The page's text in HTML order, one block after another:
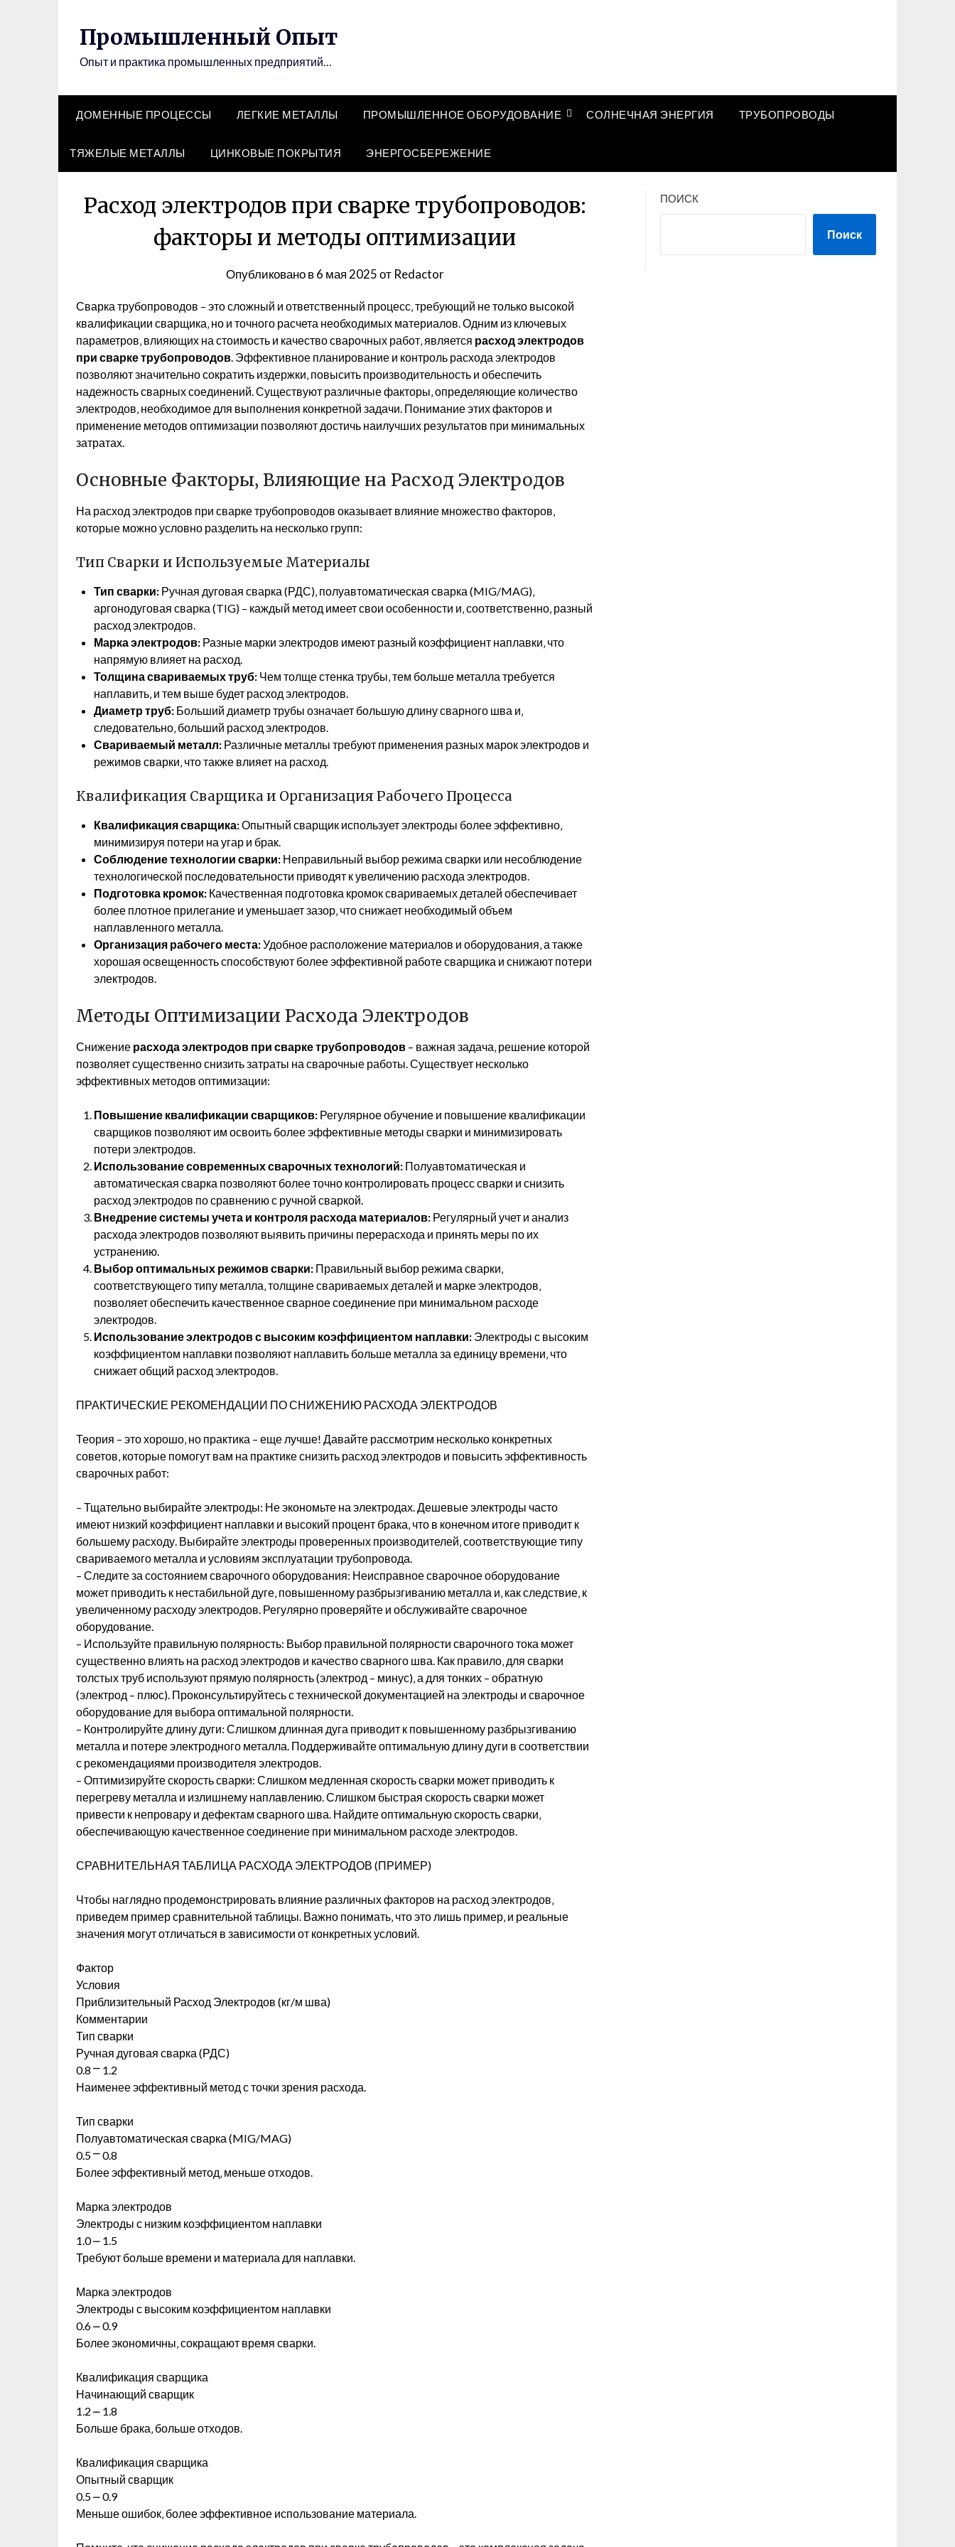
Промышленный Опыт
Опыт и практика промышленных предприятий…
ДОМЕННЫЕ ПРОЦЕССЫ ЛЕГКИЕ МЕТАЛЛЫ ПРОМЫШЛЕННОЕ ОБОРУДОВАНИЕ СОЛНЕЧНАЯ ЭНЕРГИЯ ТРУБОПРОВОДЫ
ТЯЖЕЛЫЕ МЕТАЛЛЫ ЦИНКОВЫЕ ПОКРЫТИЯ ЭНЕРГОСБЕРЕЖЕНИЕ
Расход электродов при сварке трубопроводов:
факторы и методы оптимизации
Опубликовано в6 мая 2025от Redactor
Сварка трубопроводов – это сложный и ответственный процесс‚ требующий не только высокой
квалификации сварщика‚ но и точного расчета необходимых материалов. Одним из ключевых
параметров‚ влияющих на стоимость и качество сварочных работ‚ является расход электродов
при сварке трубопроводов. Эффективное планирование и контроль расхода электродов
позволяют значительно сократить издержки‚ повысить производительность и обеспечить
надежность сварных соединений. Существуют различные факторы‚ определяющие количество
электродов‚ необходимое для выполнения конкретной задачи. Понимание этих факторов и
применение методов оптимизации позволяют достичь наилучших результатов при минимальных
затратах.
Основные Факторы‚ Влияющие на Расход Электродов
На расход электродов при сварке трубопроводов оказывает влияние множество факторов‚
которые можно условно разделить на несколько групп:
Тип Сварки и Используемые Материалы
Тип сварки: Ручная дуговая сварка (РДС)‚ полуавтоматическая сварка (MIG/MAG)‚
аргонодуговая сварка (TIG) – каждый метод имеет свои особенности и‚ соответственно‚ разный
расход электродов.
Марка электродов: Разные марки электродов имеют разный коэффициент наплавки‚ что
напрямую влияет на расход.
Толщина свариваемых труб: Чем толще стенка трубы‚ тем больше металла требуется
наплавить‚ и тем выше будет расход электродов.
Диаметр труб: Больший диаметр трубы означает большую длину сварного шва и‚
следовательно‚ больший расход электродов.
Свариваемый металл: Различные металлы требуют применения разных марок электродов и
режимов сварки‚ что также влияет на расход.
Квалификация Сварщика и Организация Рабочего Процесса
Квалификация сварщика:Опытный сварщик использует электроды более эффективно‚
минимизируя потери на угар и брак.
Соблюдение технологии сварки: Неправильный выбор режима сварки или несоблюдение
технологической последовательности приводят к увеличению расхода электродов.
Подготовка кромок: Качественная подготовка кромок свариваемых деталей обеспечивает
более плотное прилегание и уменьшает зазор‚ что снижает необходимый объем
наплавленного металла.
Организация рабочего места:Удобное расположение материалов и оборудования‚ а также
хорошая освещенность способствуют более эффективной работе сварщика и снижают потери
электродов.
Методы Оптимизации Расхода Электродов
Снижение расхода электродов при сварке трубопроводов – важная задача‚ решение которой
позволяет существенно снизить затраты на сварочные работы. Существует несколько
эффективных методов оптимизации:
Повышение квалификации сварщиков: Регулярное обучение и повышение квалификации
сварщиков позволяют им освоить более эффективные методы сварки и минимизировать
потери электродов.
Использование современных сварочных технологий: Полуавтоматическая и
автоматическая сварка позволяют более точно контролировать процесс сварки и снизить
расход электродов по сравнению с ручной сваркой.
Внедрение системы учета и контроля расхода материалов: Регулярный учет и анализ
расхода электродов позволяют выявить причины перерасхода и принять меры по их
устранению.
Выбор оптимальных режимов сварки: Правильный выбор режима сварки‚
соответствующего типу металла‚ толщине свариваемых деталей и марке электродов‚
позволяет обеспечить качественное сварное соединение при минимальном расходе
электродов.
Использование электродов с высоким коэффициентом наплавки: Электроды с высоким
коэффициентом наплавки позволяют наплавить больше металла за единицу времени‚ что
снижает общий расход электродов.
ПРАКТИЧЕСКИЕ РЕКОМЕНДАЦИИ ПО СНИЖЕНИЮ РАСХОДА ЭЛЕКТРОДОВ
Теория – это хорошо‚ но практика – еще лучше! Давайте рассмотрим несколько конкретных
советов‚ которые помогут вам на практике снизить расход электродов и повысить эффективность
сварочных работ:
– Тщательно выбирайте электроды: Не экономьте на электродах. Дешевые электроды часто
имеют низкий коэффициент наплавки и высокий процент брака‚ что в конечном итоге приводит к
большему расходу. Выбирайте электроды проверенных производителей‚ соответствующие типу
свариваемого металла и условиям эксплуатации трубопровода.
– Следите за состоянием сварочного оборудования: Неисправное сварочное оборудование
может приводить к нестабильной дуге‚ повышенному разбрызгиванию металла и‚ как следствие‚ к
увеличенному расходу электродов. Регулярно проверяйте и обслуживайте сварочное
оборудование.
– Используйте правильную полярность: Выбор правильной полярности сварочного тока может
существенно влиять на расход электродов и качество сварного шва. Как правило‚ для сварки
толстых труб используют прямую полярность (электрод – минус)‚ а для тонких – обратную
(электрод – плюс). Проконсультируйтесь с технической документацией на электроды и сварочное
оборудование для выбора оптимальной полярности.
– Контролируйте длину дуги: Слишком длинная дуга приводит к повышенному разбрызгиванию
металла и потере электродного металла. Поддерживайте оптимальную длину дуги в соответствии
с рекомендациями производителя электродов.
– Оптимизируйте скорость сварки: Слишком медленная скорость сварки может приводить к
перегреву металла и излишнему наплавлению. Слишком быстрая скорость сварки может
привести к непровару и дефектам сварного шва. Найдите оптимальную скорость сварки‚
обеспечивающую качественное соединение при минимальном расходе электродов.
СРАВНИТЕЛЬНАЯ ТАБЛИЦА РАСХОДА ЭЛЕКТРОДОВ (ПРИМЕР)
Чтобы наглядно продемонстрировать влияние различных факторов на расход электродов‚
приведем пример сравнительной таблицы. Важно понимать‚ что это лишь пример‚ и реальные
значения могут отличаться в зависимости от конкретных условий.
Фактор
Условия
Приблизительный Расход Электродов (кг/м шва)
Комментарии
Тип сварки
Ручная дуговая сварка (РДС)
0.8 ⎻ 1.2
Наименее эффективный метод с точки зрения расхода.
Тип сварки
Полуавтоматическая сварка (MIG/MAG)
0.5 ⎻ 0.8
Более эффективный метод‚ меньше отходов.
Марка электродов
Электроды с низким коэффициентом наплавки
1.0 ⎼ 1.5
Требуют больше времени и материала для наплавки.
Марка электродов
Электроды с высоким коэффициентом наплавки
0.6 ⎼ 0.9
Более экономичны‚ сокращают время сварки.
Квалификация сварщика
Начинающий сварщик
1.2 ⎼ 1.8
Больше брака‚ больше отходов.
Квалификация сварщика
Опытный сварщик
0.5 ⎼ 0.9
Меньше ошибок‚ более эффективное использование материала.
ПОИСК
Поиск